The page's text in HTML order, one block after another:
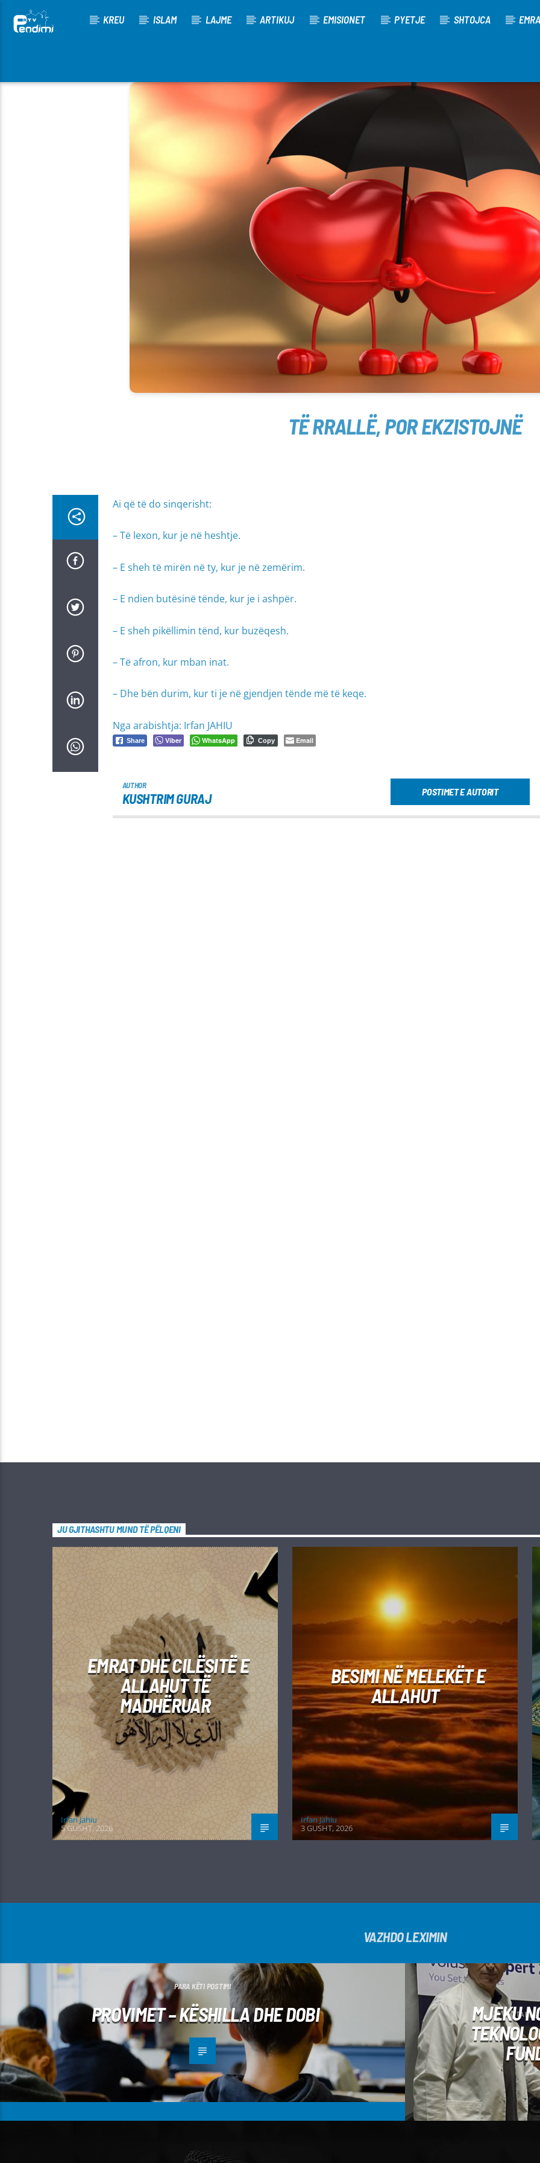
KREU ISLAM LAJME ARTIKUJ EMISIONET PYETJE SHTOJCA EMRA
[There are no radio stations in the database]
TË RRALLË, POR EKZISTOJNË
Ai që të do sinqerisht:
– Të lexon, kur je në heshtje.
– E sheh të mirën në ty, kur je në zemërim.
– E ndien butësinë tënde, kur je i ashpër.
– E sheh pikëllimin tënd, kur buzëqesh.
– Të afron, kur mban inat.
– Dhe bën durim, kur ti je në gjendjen tënde më të keqe.
Nga arabishtja: Irfan JAHIU
Share Viber WhatsApp Copy Email
AUTHOR
KUSHTRIM GURAJ POSTIMET E AUTORIT
JU GJITHASHTU MUND TË PËLQENI
EMRAT DHE CILËSITË E
ALLAHUT TË
MADHËRUAR
Irfan Jahiu
5 GUSHT, 2026
BESIMI NË MELEKËT E
ALLAHUT
Irfan Jahiu
3 GUSHT, 2026
VAZHDO LEXIMIN
PARA KËTI POSTIMI
PROVIMET – KËSHILLA DHE DOBI
MJEKU